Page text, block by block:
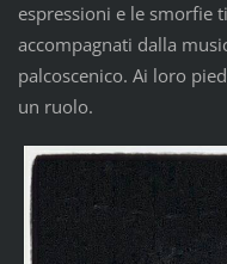
espressioni e le smorfie
accompagnati dalla
palcoscenico. Ai loro
un ruolo.